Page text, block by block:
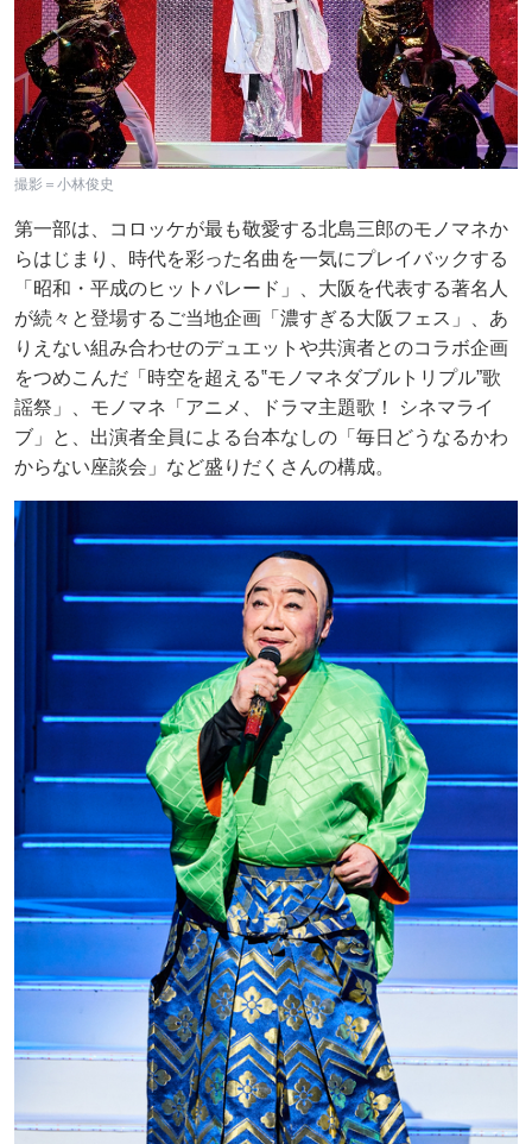
撮影＝小林俊史
第一部は、コロッケが最も敬愛する北島三郎のモノマネか
らはじまり、時代を彩った名曲を一気にプレイバックする
「昭和・平成のヒットパレード」、大阪を代表する著名人
が続々と登場するご当地企画「濃すぎる大阪フェス」、あ
りえない組み合わせのデュエットや共演者とのコラボ企画
をつめこんだ「時空を超える‟モノマネダブルトリプル”歌
謡祭」、モノマネ「アニメ、ドラマ主題歌！ シネマライ
ブ」と、出演者全員による台本なしの「毎日どうなるかわ
からない座談会」など盛りだくさんの構成。